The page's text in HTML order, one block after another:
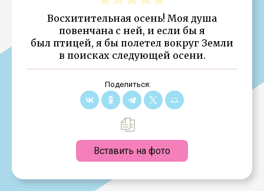
Восхитительная осень! Моя душа
повенчана с ней, и если бы я
был птицей, я бы полетел вокруг Земли
в поисках следующей осени.
Поделиться:
Вставить на фото